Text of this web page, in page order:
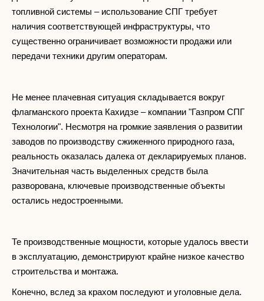
топливной системы – использование СПГ требует
наличия соответствующей инфраструктуры, что
существенно ограничивает возможности продажи или
передачи техники другим операторам.
Не менее плачевная ситуация складывается вокруг
флагманского проекта Кахидзе – компании "Газпром СПГ
Технологии". Несмотря на громкие заявления о развитии
заводов по производству сжиженного природного газа,
реальность оказалась далека от декларируемых планов.
Значительная часть выделенных средств была
разворована, ключевые производственные объекты
остались недостроенными.
Те производственные мощности, которые удалось ввести
в эксплуатацию, демонстрируют крайне низкое качество
строительства и монтажа.
Конечно, вслед за крахом последуют и уголовные дела.